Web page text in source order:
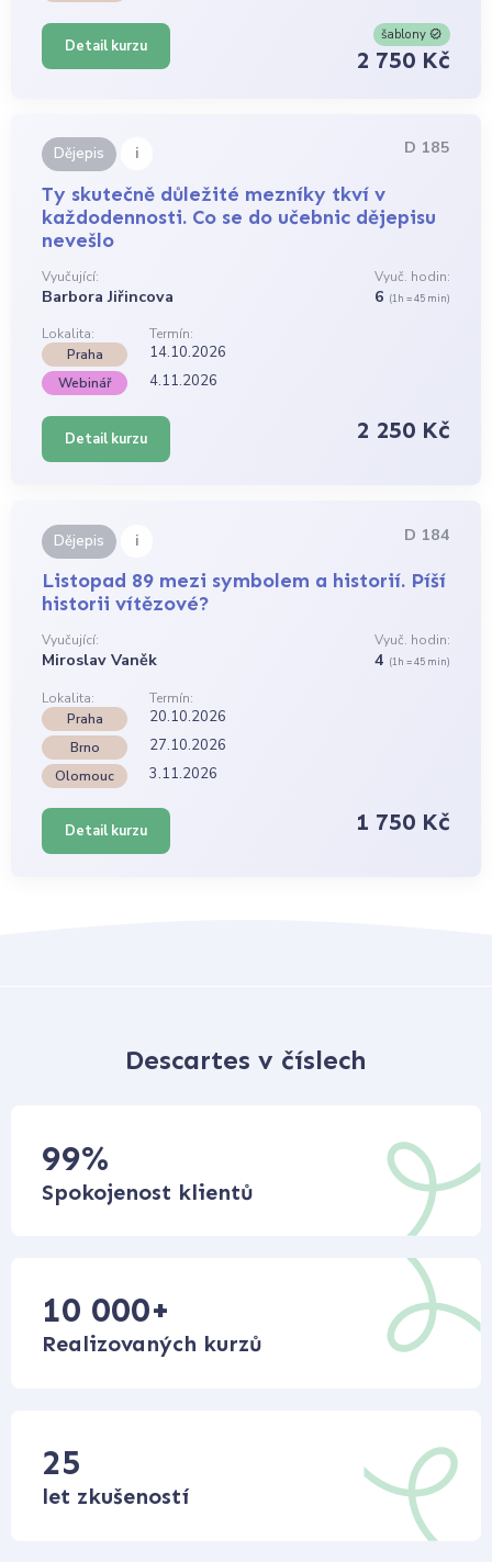
Detail kurzu
šablony
2 750 Kč
Dějepis i D 185
Ty skutečně důležité mezníky tkví v
každodennosti. Co se do učebnic dějepisu
nevešlo
Vyučující:
Barbora Jiřincova
Vyuč. hodin:
6 (1h = 45 min)
Lokalita:
Termín:
Praha
14.10.2026
Webinář 4.11.2026
Detail kurzu 2 250 Kč
Dějepis i D 184
Listopad 89 mezi symbolem a historií. Píší
historii vítězové?
Vyučující:
Miroslav Vaněk
Vyuč. hodin:
4 (1h = 45 min)
Lokalita:
Termín:
Praha
20.10.2026
Brno 27.10.2026
Olomouc 3.11.2026
Detail kurzu 1 750 Kč
Descartes v číslech
99%
Spokojenost klientů
10 000+
Realizovaných kurzů
25
let zkušeností